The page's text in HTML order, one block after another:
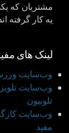
مشتريان كه
يه كار گرفته
لینک های
وب‌سایت
وب‌سایت
تلوبیون
وب‌سایت
مفید